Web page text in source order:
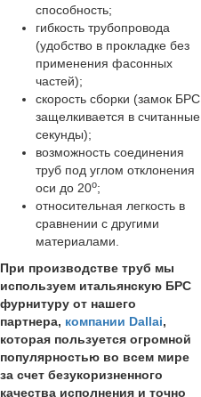
способность;
гибкость трубопровода
(удобство в прокладке без
применения фасонных
частей);
скорость сборки (замок БРС
защелкивается в считанные
секунды);
возможность соединения
труб под углом отклонения
оси до 20о;
относительная легкость в
сравнении с другими
материалами.
При производстве труб мы
используем итальянскую БРС
фурнитуру от нашего
партнера, компании Dallai,
которая пользуется огромной
популярностью во всем мире
за счет безукоризненного
качества исполнения и точно